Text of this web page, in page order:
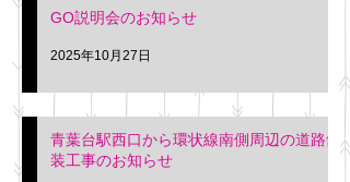
GO説明会のお知らせ
2025年10月27日
青葉台駅西口から環状線南側周辺の道路舗
装工事のお知らせ